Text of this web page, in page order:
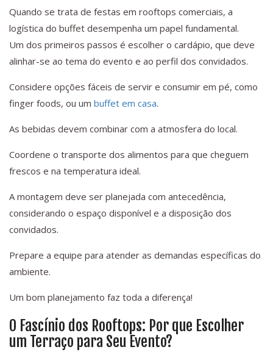
Quando se trata de festas em rooftops comerciais, a
logística do buffet desempenha um papel fundamental.
Um dos primeiros passos é escolher o cardápio, que deve
alinhar-se ao tema do evento e ao perfil dos convidados.
Considere opções fáceis de servir e consumir em pé, como
finger foods, ou um buffet em casa.
As bebidas devem combinar com a atmosfera do local.
Coordene o transporte dos alimentos para que cheguem
frescos e na temperatura ideal.
A montagem deve ser planejada com antecedência,
considerando o espaço disponível e a disposição dos
convidados.
Prepare a equipe para atender as demandas específicas do
ambiente.
Um bom planejamento faz toda a diferença!
O Fascínio dos Rooftops: Por que Escolher
um Terraço para Seu Evento?